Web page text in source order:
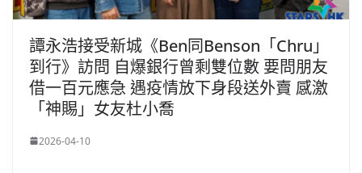
譚永浩接受新城《Ben同Benson「Chru」
到行》訪問 自爆銀行曾剩雙位數 要問朋友
借一百元應急 遇疫情放下身段送外賣 感激
「神賜」女友杜小喬
2026-04-10